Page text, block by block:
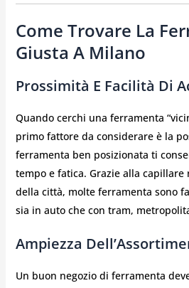
Come Trovare La
Giusta A Milano
Prossimità E Facilità Di
Quando cerchi una ferramenta
primo fattore da considerare è la
ferramenta ben posizionata ti
tempo e fatica. Grazie alla
della città, molte ferramenta sono
sia in auto che con tram,
Ampiezza
Un buon negozio di ferramenta